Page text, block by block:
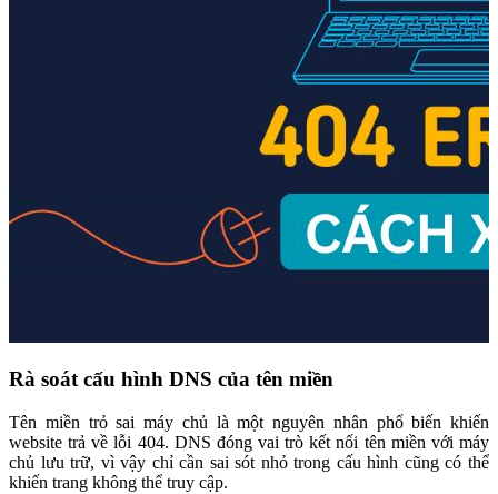
Rà soát cấu hình DNS của tên miền
Tên miền trỏ sai máy chủ là một nguyên nhân phổ biến khiến
website trả về lỗi 404. DNS đóng vai trò kết nối tên miền với máy
chủ lưu trữ, vì vậy chỉ cần sai sót nhỏ trong cấu hình cũng có thể
khiến trang không thể truy cập.